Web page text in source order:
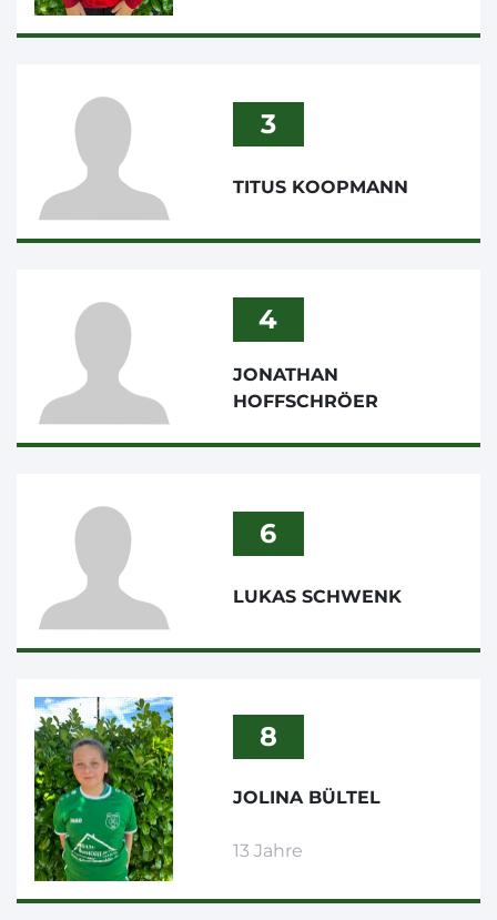
3
TITUS KOOPMANN
4
JONATHAN
HOFFSCHRÖER
6
LUKAS SCHWENK
8
JOLINA BÜLTEL
13 Jahre